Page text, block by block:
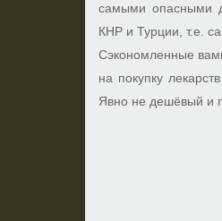
самыми опасными
КНР и Турции, т.е.
Сэкономленные
на покупку
Явно не дешёвый и